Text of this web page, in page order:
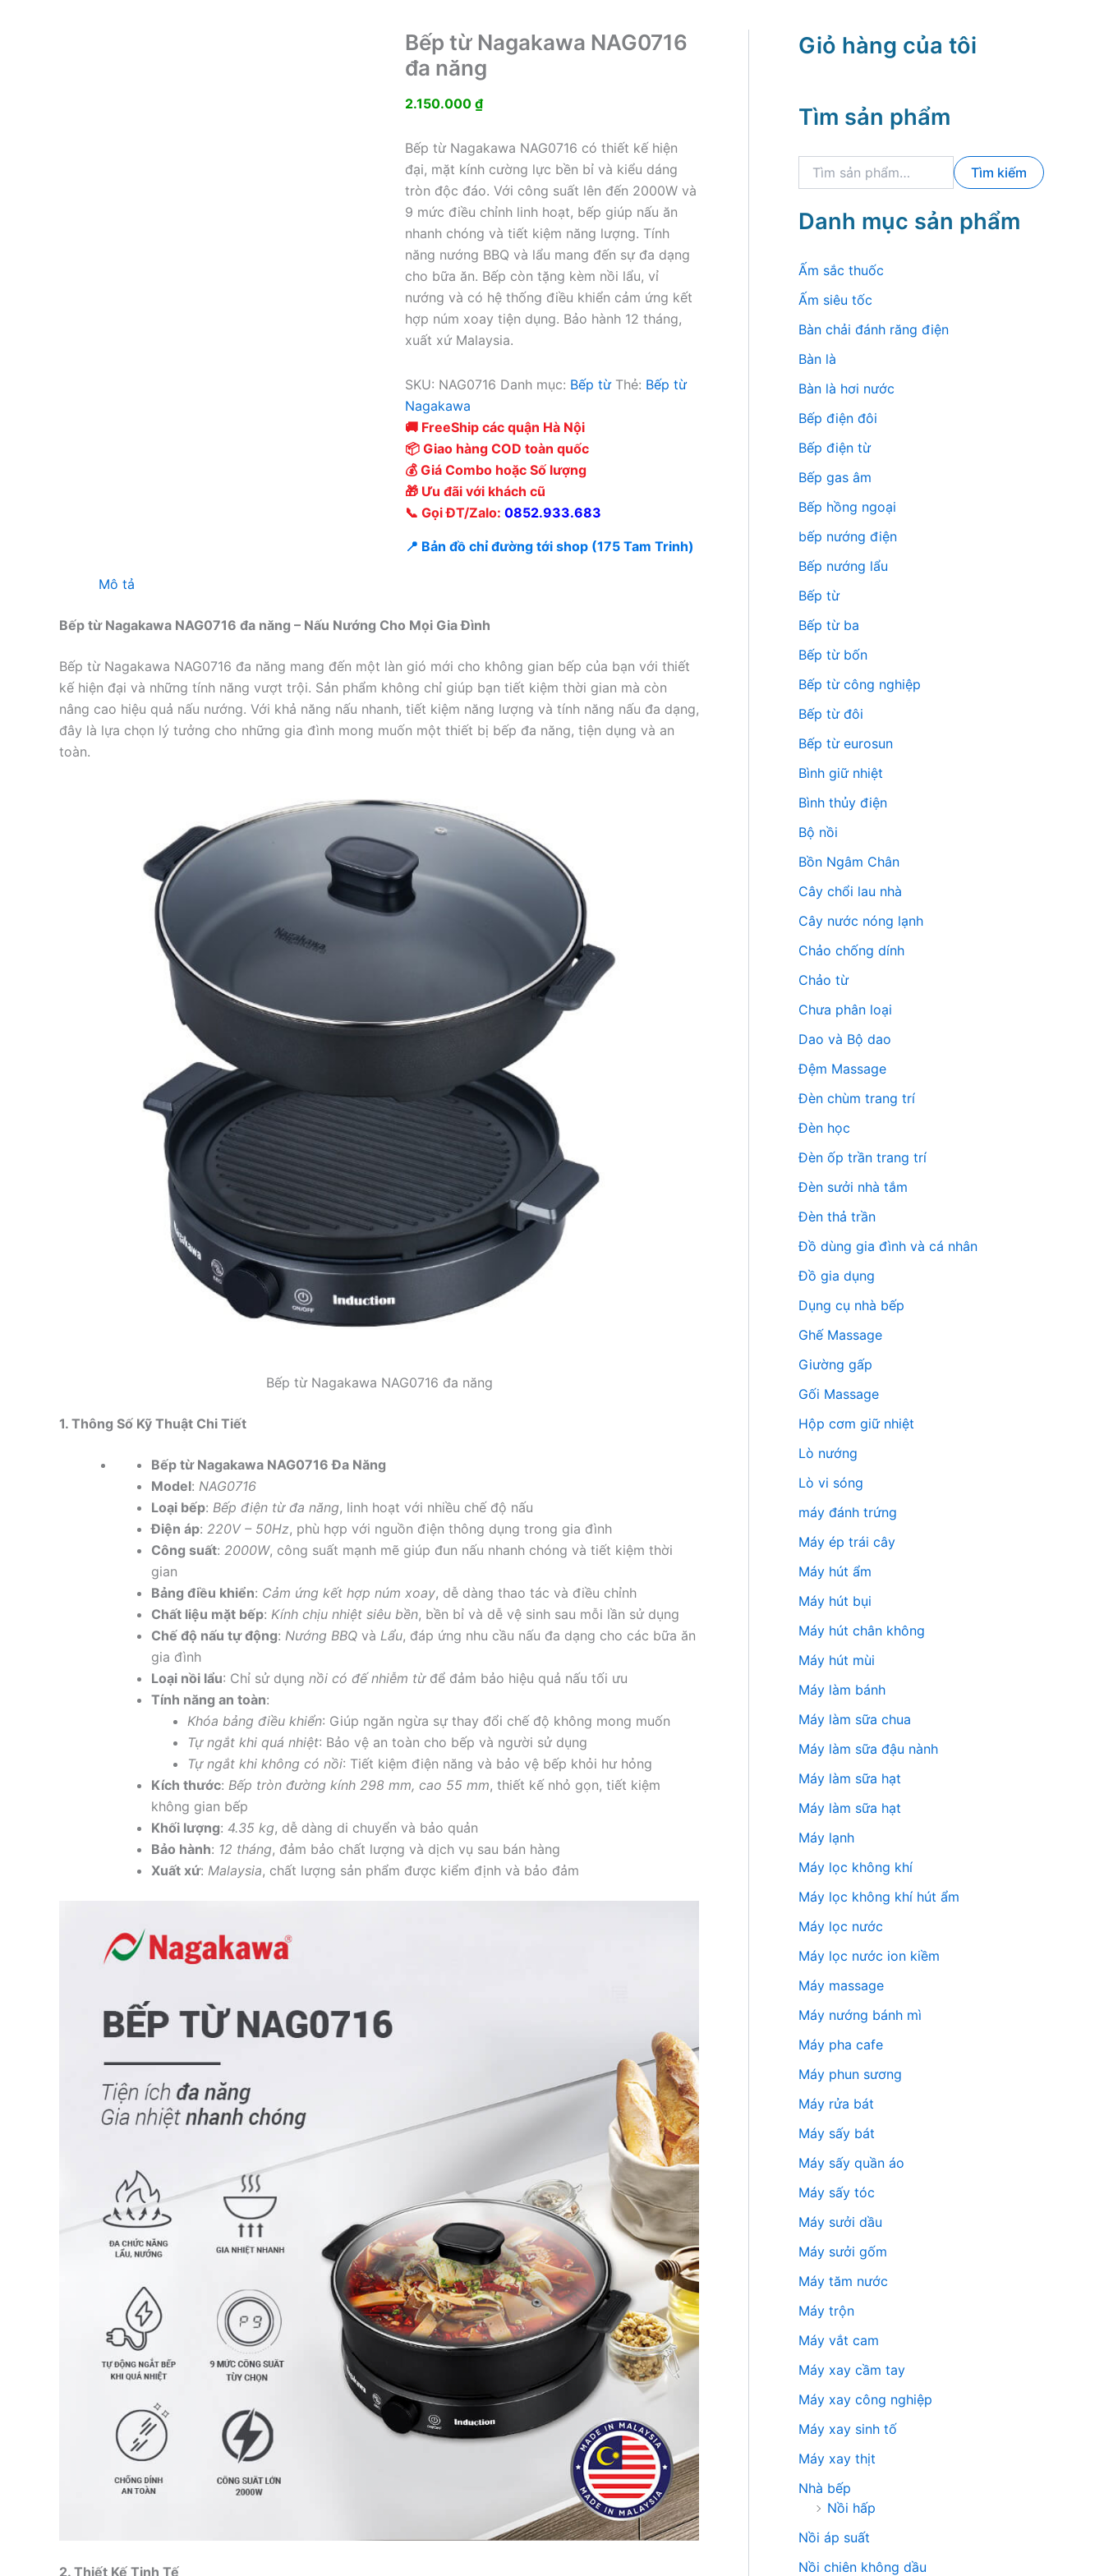
Bếp từ Nagakawa NAG0716
đa năng
2.150.000 ₫
Bếp từ Nagakawa NAG0716 có thiết kế hiện
đại, mặt kính cường lực bền bỉ và kiểu dáng
tròn độc đáo. Với công suất lên đến 2000W và
9 mức điều chỉnh linh hoạt, bếp giúp nấu ăn
nhanh chóng và tiết kiệm năng lượng. Tính
năng nướng BBQ và lẩu mang đến sự đa dạng
cho bữa ăn. Bếp còn tặng kèm nồi lẩu, vỉ
nướng và có hệ thống điều khiển cảm ứng kết
hợp núm xoay tiện dụng. Bảo hành 12 tháng,
xuất xứ Malaysia.
SKU: NAG0716 Danh mục: Bếp từ Thẻ: Bếp từ
Nagakawa
🚚 FreeShip các quận Hà Nội
📦 Giao hàng COD toàn quốc
💰 Giá Combo hoặc Số lượng
🎁 Ưu đãi với khách cũ
📞 Gọi ĐT/Zalo: 0852.933.683
📍 Bản đồ chỉ đường tới shop (175 Tam Trinh)
Mô tả
Bếp từ Nagakawa NAG0716 đa năng – Nấu Nướng Cho Mọi Gia Đình
Bếp từ Nagakawa NAG0716 đa năng mang đến một làn gió mới cho không gian bếp của bạn với thiết
kế hiện đại và những tính năng vượt trội. Sản phẩm không chỉ giúp bạn tiết kiệm thời gian mà còn
nâng cao hiệu quả nấu nướng. Với khả năng nấu nhanh, tiết kiệm năng lượng và tính năng nấu đa dạng,
đây là lựa chọn lý tưởng cho những gia đình mong muốn một thiết bị bếp đa năng, tiện dụng và an
toàn.
Bếp từ Nagakawa NAG0716 đa năng
1. Thông Số Kỹ Thuật Chi Tiết
Bếp từ Nagakawa NAG0716 Đa Năng
Model: NAG0716
Loại bếp: Bếp điện từ đa năng, linh hoạt với nhiều chế độ nấu
Điện áp: 220V – 50Hz, phù hợp với nguồn điện thông dụng trong gia đình
Công suất: 2000W, công suất mạnh mẽ giúp đun nấu nhanh chóng và tiết kiệm thời
gian
Bảng điều khiển: Cảm ứng kết hợp núm xoay, dễ dàng thao tác và điều chỉnh
Chất liệu mặt bếp: Kính chịu nhiệt siêu bền, bền bỉ và dễ vệ sinh sau mỗi lần sử dụng
Chế độ nấu tự động: Nướng BBQ và Lẩu, đáp ứng nhu cầu nấu đa dạng cho các bữa ăn
gia đình
Loại nồi lẩu: Chỉ sử dụng nồi có đế nhiễm từđể đảm bảo hiệu quả nấu tối ưu
Tính năng an toàn:
Khóa bảng điều khiển: Giúp ngăn ngừa sự thay đổi chế độ không mong muốn
Tự ngắt khi quá nhiệt: Bảo vệ an toàn cho bếp và người sử dụng
Tự ngắt khi không có nồi: Tiết kiệm điện năng và bảo vệ bếp khỏi hư hỏng
Kích thước: Bếp tròn đường kính 298 mm, cao 55 mm, thiết kế nhỏ gọn, tiết kiệm
không gian bếp
Khối lượng: 4.35 kg, dễ dàng di chuyển và bảo quản
Bảo hành: 12 tháng, đảm bảo chất lượng và dịch vụ sau bán hàng
Xuất xứ: Malaysia, chất lượng sản phẩm được kiểm định và bảo đảm
2. Thiết Kế Tinh Tế
Giỏ hàng của tôi
Tìm sản phẩm
k
m
:
Tìm kiếm
Danh mục sản phẩm
Ấm sắc thuốc
Ấm siêu tốc
Bàn chải đánh răng điện
Bàn là
Bàn là hơi nước
Bếp điện đôi
Bếp điện từ
Bếp gas âm
Bếp hồng ngoại
bếp nướng điện
Bếp nướng lẩu
Bếp từ
Bếp từ ba
Bếp từ bốn
Bếp từ công nghiệp
Bếp từ đôi
Bếp từ eurosun
Bình giữ nhiệt
Bình thủy điện
Bộ nồi
Bồn Ngâm Chân
Cây chổi lau nhà
Cây nước nóng lạnh
Chảo chống dính
Chảo từ
Chưa phân loại
Dao và Bộ dao
Đệm Massage
Đèn chùm trang trí
Đèn học
Đèn ốp trần trang trí
Đèn sưởi nhà tắm
Đèn thả trần
Đồ dùng gia đình và cá nhân
Đồ gia dụng
Dụng cụ nhà bếp
Ghế Massage
Giường gấp
Gối Massage
Hộp cơm giữ nhiệt
Lò nướng
Lò vi sóng
máy đánh trứng
Máy ép trái cây
Máy hút ẩm
Máy hút bụi
Máy hút chân không
Máy hút mùi
Máy làm bánh
Máy làm sữa chua
Máy làm sữa đậu nành
Máy làm sữa hạt
Máy làm sữa hạt
Máy lạnh
Máy lọc không khí
Máy lọc không khí hút ẩm
Máy lọc nước
Máy lọc nước ion kiềm
Máy massage
Máy nướng bánh mì
Máy pha cafe
Máy phun sương
Máy rửa bát
Máy sấy bát
Máy sấy quần áo
Máy sấy tóc
Máy sưởi dầu
Máy sưởi gốm
Máy tăm nước
Máy trộn
Máy vắt cam
Máy xay cầm tay
Máy xay công nghiệp
Máy xay sinh tố
Máy xay thịt
Nhà bếp
Nồi hấp
Nồi áp suất
Nồi chiên không dầu